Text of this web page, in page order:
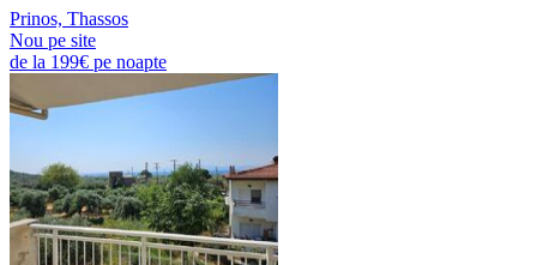
Prinos, Thassos
Nou pe site
de la 199€ pe noapte